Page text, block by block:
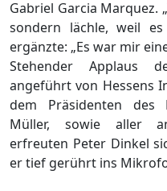
Gabriel Garcia Marquez.
sondern lächle, weil
ergänzte: „Es war mir
Stehender Applaus
angeführt von Hessens
dem Präsidenten des
Müller, sowie aller
erfreuten Peter Dinkel
er tief gerührt ins